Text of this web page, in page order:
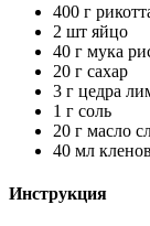
400 г
2 шт яйцо
40 г мука
20 г сахар
3 г цедра
1 г соль
20 г масло
40 мл
Инструкция